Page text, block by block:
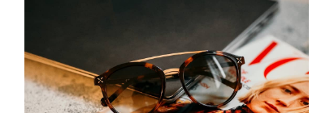
136 mm
140 mm
Nosies tiltelio plotis:
17 mm
Svoris:
220 g